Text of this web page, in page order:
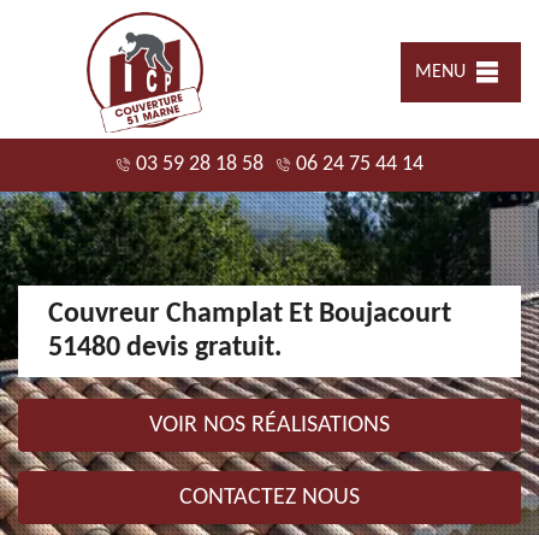
MENU
03 59 28 18 58 06 24 75 44 14
Couvreur Champlat Et Boujacourt
51480 devis gratuit.
VOIR NOS RÉALISATIONS
CONTACTEZ NOUS